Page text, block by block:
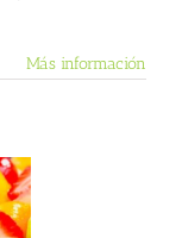
Más información